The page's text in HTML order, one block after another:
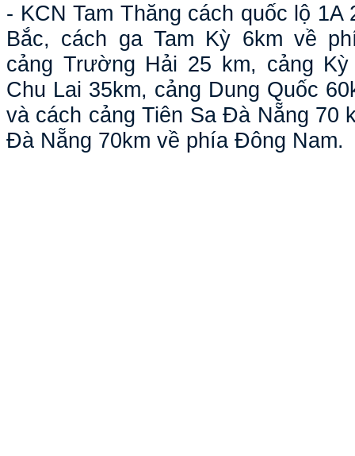
- KCN Tam Thăng cách quốc lộ
Bắc, cách ga Tam Kỳ 6km về
cảng Trường Hải 25 km, cảng
Chu Lai 35km, cảng Dung Quốc
và cách cảng Tiên Sa Đà Nẵng 70
Đà Nẵng 70km về phía Đông Nam.